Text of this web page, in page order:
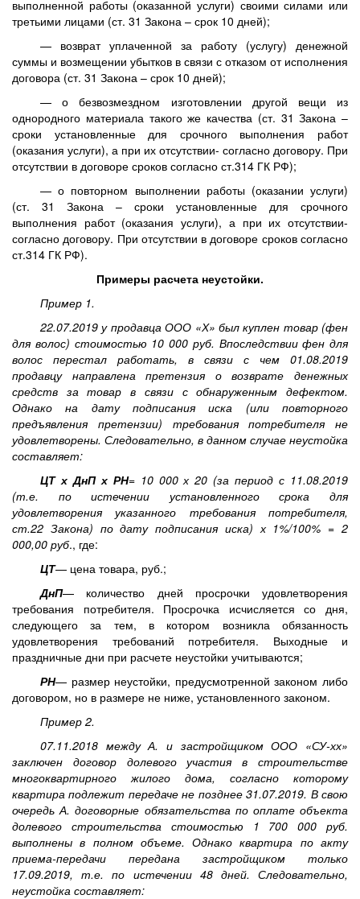
выполненной работы (оказанной услуги) своими силами или
третьими лицами (ст. 31 Закона – срок 10 дней);
— возврат уплаченной за работу (услугу) денежной
суммы и возмещении убытков в связи с отказом от исполнения
договора (ст. 31 Закона – срок 10 дней);
— о безвозмездном изготовлении другой вещи из
однородного материала такого же качества (ст. 31 Закона –
сроки установленные для срочного выполнения работ
(оказания услуги), а при их отсутствии- согласно договору. При
отсутствии в договоре сроков согласно ст.314 ГК РФ);
— о повторном выполнении работы (оказании услуги)
(ст. 31 Закона – сроки установленные для срочного
выполнения работ (оказания услуги), а при их отсутствии-
согласно договору. При отсутствии в договоре сроков согласно
ст.314 ГК РФ).
Примеры расчета неустойки.
Пример 1.
22.07.2019 у продавца ООО «Х» был куплен товар (фен
для волос) стоимостью 10 000 руб. Впоследствии фен для
волос перестал работать, в связи с чем 01.08.2019
продавцу направлена претензия о возврате денежных
средств за товар в связи с обнаруженным дефектом.
Однако на дату подписания иска (или повторного
предъявления претензии) требования потребителя не
удовлетворены. Следовательно, в данном случае неустойка
составляет:
ЦТ х ДнП х РН= 10 000 х 20 (за период с 11.08.2019
(т.е. по истечении установленного срока для
удовлетворения указанного требования потребителя,
ст.22 Закона) по дату подписания иска) х 1%/100% = 2
000,00 руб., где:
ЦТ— цена товара, руб.;
ДнП— количество дней просрочки удовлетворения
требования потребителя. Просрочка исчисляется со дня,
следующего за тем, в котором возникла обязанность
удовлетворения требований потребителя. Выходные и
праздничные дни при расчете неустойки учитываются;
РН— размер неустойки, предусмотренной законом либо
договором, но в размере не ниже, установленного законом.
Пример 2.
07.11.2018 между А. и застройщиком ООО «СУ-хх»
заключен договор долевого участия в строительстве
многоквартирного жилого дома, согласно которому
квартира подлежит передаче не позднее 31.07.2019. В свою
очередь А. договорные обязательства по оплате объекта
долевого строительства стоимостью 1 700 000 руб.
выполнены в полном объеме. Однако квартира по акту
приема-передачи передана застройщиком только
17.09.2019, т.е. по истечении 48 дней. Следовательно,
неустойка составляет: